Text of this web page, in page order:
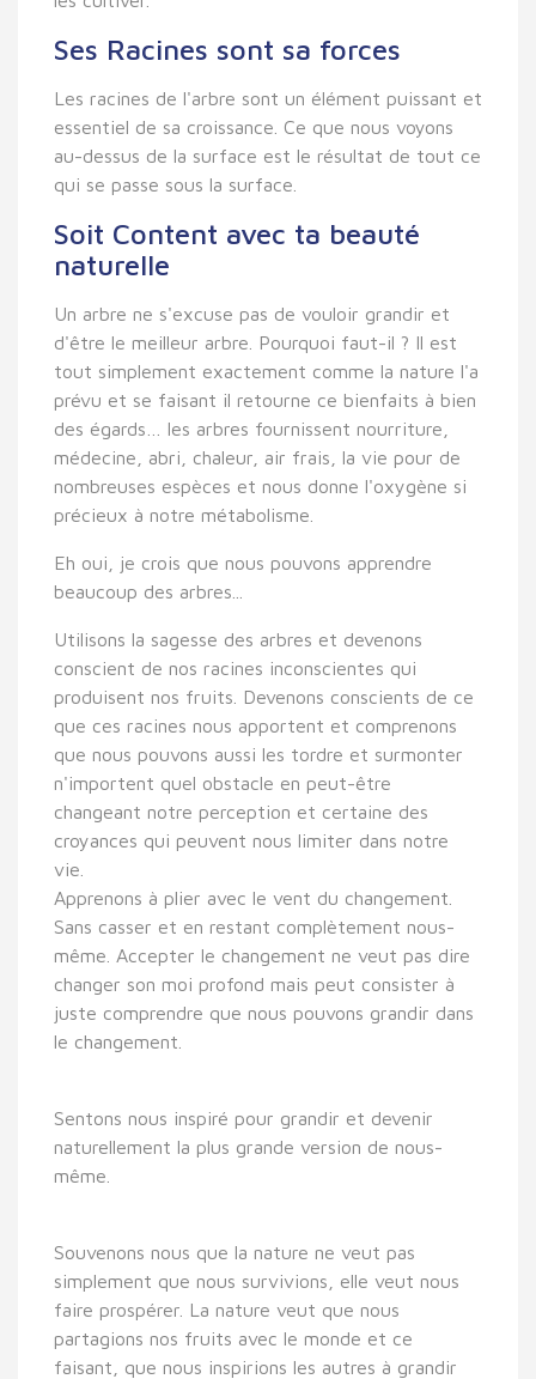
Ses Racines sont sa forces
Les racines de l'arbre sont un élément puissant et
essentiel de sa croissance. Ce que nous voyons
au-dessus de la surface est le résultat de tout ce
qui se passe sous la surface.
Soit Content avec ta beauté
naturelle
Un arbre ne s'excuse pas de vouloir grandir et
d'être le meilleur arbre. Pourquoi faut-il ? Il est
tout simplement exactement comme la nature l'a
prévu et se faisant il retourne ce bienfaits à bien
des égards… les arbres fournissent nourriture,
médecine, abri, chaleur, air frais, la vie pour de
nombreuses espèces et nous donne l'oxygène si
précieux à notre métabolisme.
Eh oui, je crois que nous pouvons apprendre
beaucoup des arbres...
Utilisons la sagesse des arbres et devenons
conscient de nos racines inconscientes qui
produisent nos fruits. Devenons conscients de ce
que ces racines nous apportent et comprenons
que nous pouvons aussi les tordre et surmonter
n'importent quel obstacle en peut-être
changeant notre perception et certaine des
croyances qui peuvent nous limiter dans notre
vie.
Apprenons à plier avec le vent du changement.
Sans casser et en restant complètement nous-
même. Accepter le changement ne veut pas dire
changer son moi profond mais peut consister à
juste comprendre que nous pouvons grandir dans
le changement.
Sentons nous inspiré pour grandir et devenir
naturellement la plus grande version de nous-
même.
Souvenons nous que la nature ne veut pas
simplement que nous survivions, elle veut nous
faire prospérer. La nature veut que nous
partagions nos fruits avec le monde et ce
faisant, que nous inspirions les autres à grandir